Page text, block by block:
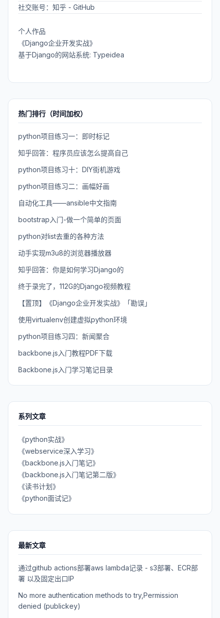
社交账号： 知乎 - GitHub
个人作品
《Django企业开发实战》
基于Django的网站系统: Typeidea
热门排行（时间加权）
python项目练习一：即时标记
知乎回答：程序员应该怎么提高自己
python项目练习十：DIY街机游戏
python项目练习二：画幅好画
自动化工具——ansible中文指南
bootstrap入门-做一个简单的页面
python对list去重的各种方法
动手实现m3u8的浏览器播放器
知乎回答：你是如何学习Django的
终于录完了，112G的Django视频教程
【置顶】《Django企业开发实战》「勘误」
使用virtualenv创建虚拟python环境
python项目练习四：新闻聚合
backbone.js入门教程PDF下载
Backbone.js入门学习笔记目录
系列文章
《python实战》
《webservice深入学习》
《backbone.js入门笔记》
《backbone.js入门笔记第二版》
《读书计划》
《python面试记》
最新文章
通过github actions部署aws lambda记录 - s3部署、ECR部
署 以及固定出口IP
No more authentication methods to try,Permission
denied (publickey)